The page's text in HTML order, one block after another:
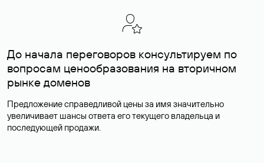
До начала переговоров консультируем по
вопросам ценообразования на вторичном
рынке доменов
Предложение справедливой цены за имя значительно
увеличивает шансы ответа его текущего владельца и
последующей продажи.